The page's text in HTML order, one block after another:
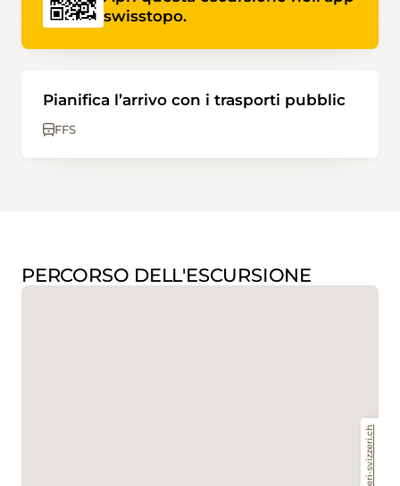
swisstopo.
Pianifica l’arrivo con i trasporti pubblic
FFS
PERCORSO DELL'ESCURSIONE